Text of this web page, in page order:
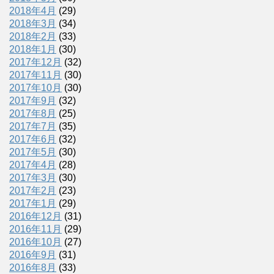
2018年4月 (29)
2018年3月 (34)
2018年2月 (33)
2018年1月 (30)
2017年12月 (32)
2017年11月 (30)
2017年10月 (30)
2017年9月 (32)
2017年8月 (25)
2017年7月 (35)
2017年6月 (32)
2017年5月 (30)
2017年4月 (28)
2017年3月 (30)
2017年2月 (23)
2017年1月 (29)
2016年12月 (31)
2016年11月 (29)
2016年10月 (27)
2016年9月 (31)
2016年8月 (33)